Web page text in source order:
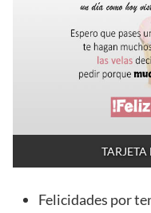
Felicidades por